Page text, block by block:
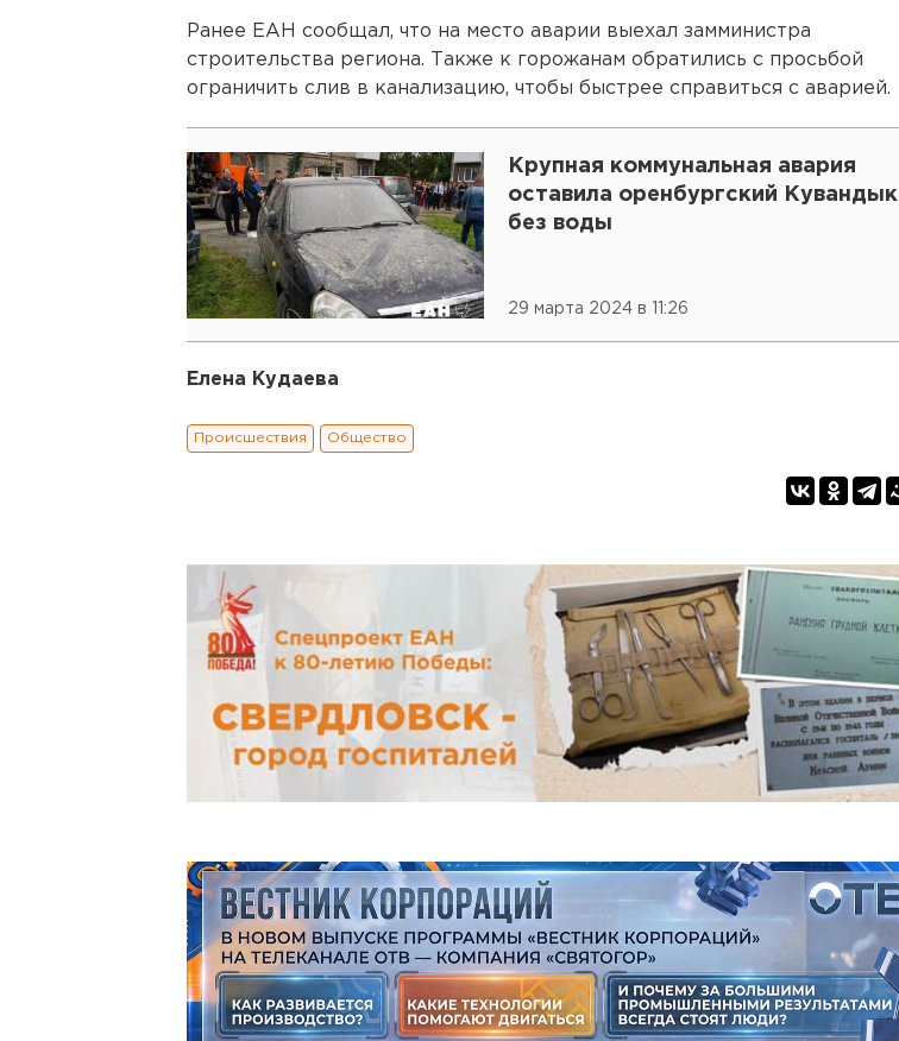
Ранее ЕАН сообщал, что на место аварии выехал замминистра
строительства региона. Также к горожанам обратились с просьбой
ограничить слив в канализацию, чтобы быстрее справиться с аварией.
Крупная коммунальная авария
оставила оренбургский Кувандык
без воды
29 марта 2024 в 11:26
Елена Кудаева
Происшествия Общество